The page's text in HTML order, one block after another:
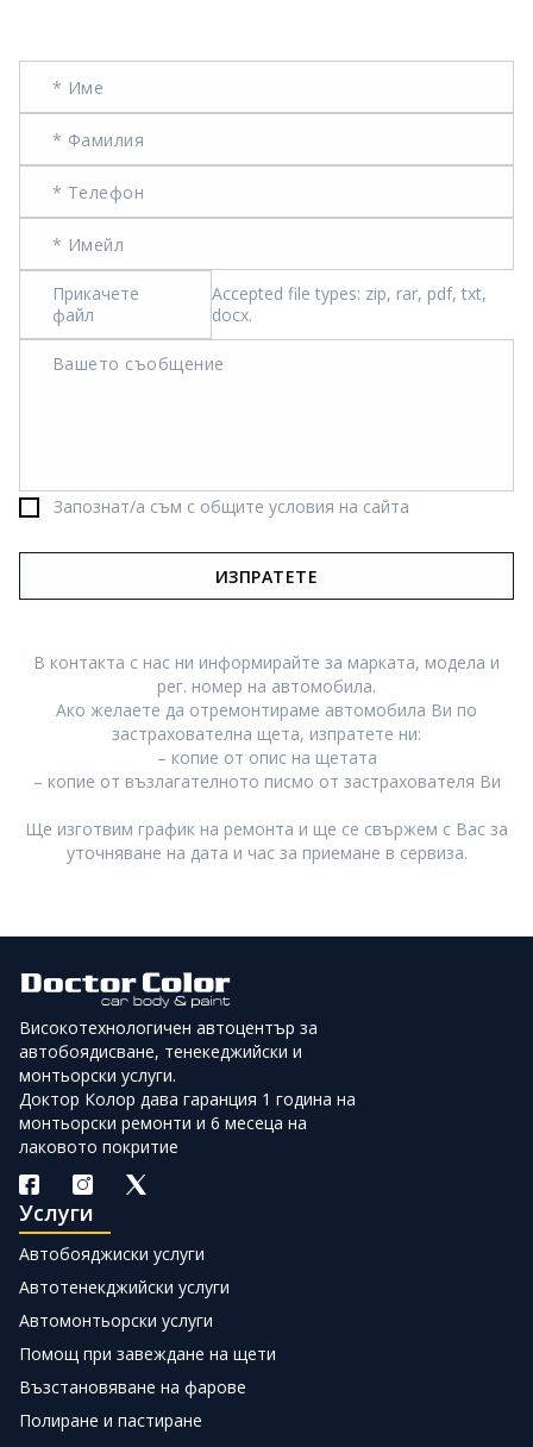
Прикачете
файл
Accepted file types: zip, rar, pdf, txt,
docx.
Запознат/а съм с общите условия на сайта
В контакта с нас ни информирайте за марката, модела и
рег. номер на автомобила.
Ако желаете да отремонтираме автомобила Ви по
застрахователна щета, изпратете ни:
– копие от опис на щетата
– копие от възлагателното писмо от застрахователя Ви
Ще изготвим график на ремонта и ще се свържем с Вас за
уточняване на дата и час за приемане в сервиза.
Високотехнологичен автоцентър за
автобоядисване, тенекеджийски и
монтьорски услуги.
Доктор Колор дава гаранция 1 година на
монтьорски ремонти и 6 месеца на
лаковото покритие
Услуги
Автобояджиски услуги
Автотенекджийски услуги
Автомонтьорски услуги
Помощ при завеждане на щети
Възстановяване на фарове
Полиране и пастиране